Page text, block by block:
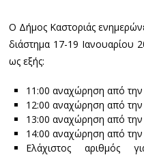
Ο Δήμος Καστοριάς
διάστημα 17-19 Ιανουαρίου
ως εξής:
11:00 αναχώρηση από την
12:00 αναχώρηση από την
13:00 αναχώρηση από την
14:00 αναχώρηση από την
Ελάχιστος αριθμός